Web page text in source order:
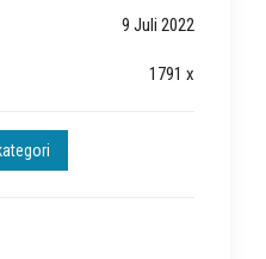
9 Juli 2022
1791 x